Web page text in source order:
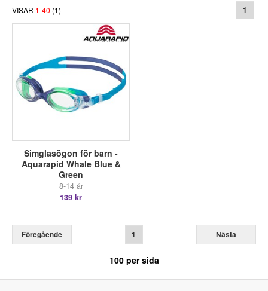
VISAR 1-40 (1) 1
Simglasögon för barn -
Aquarapid Whale Blue &
Green
8-14 år
139 kr
Föregående 1 Nästa
100 per sida